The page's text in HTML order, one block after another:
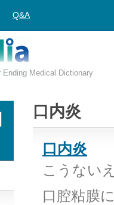
口内炎
口内炎
こうない
口腔粘膜
Q&A
Ending Medical Dictionary